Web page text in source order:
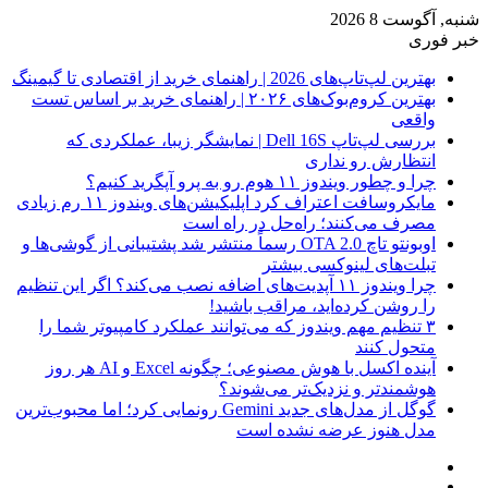
شنبه, آگوست 8 2026
خبر فوری
بهترین لپ‌تاپ‌های 2026 | راهنمای خرید از اقتصادی تا گیمینگ
بهترین کروم‌بوک‌های ۲۰۲۶ | راهنمای خرید بر اساس تست
واقعی
بررسی لپ‌تاپ Dell 16S | نمایشگر زیبا، عملکردی که
انتظارش رو نداری
چرا و چطور ویندوز ۱۱ هوم رو به پرو آپگرید کنیم؟
مایکروسافت اعتراف کرد اپلیکیشن‌های ویندوز ۱۱ رم زیادی
مصرف می‌کنند؛ راه‌حل در راه است
اوبونتو تاچ OTA 2.0 رسماً منتشر شد پشتیبانی از گوشی‌ها و
تبلت‌های لینوکسی بیشتر
چرا ویندوز ۱۱ آپدیت‌های اضافه نصب می‌کند؟ اگر این تنظیم
را روشن کرده‌اید، مراقب باشید!
۳ تنظیم مهم ویندوز که می‌توانند عملکرد کامپیوتر شما را
متحول کنند
آینده اکسل با هوش مصنوعی؛ چگونه Excel و AI هر روز
هوشمندتر و نزدیک‌تر می‌شوند؟
گوگل از مدل‌های جدید Gemini رونمایی کرد؛ اما محبوب‌ترین
مدل هنوز عرضه نشده است